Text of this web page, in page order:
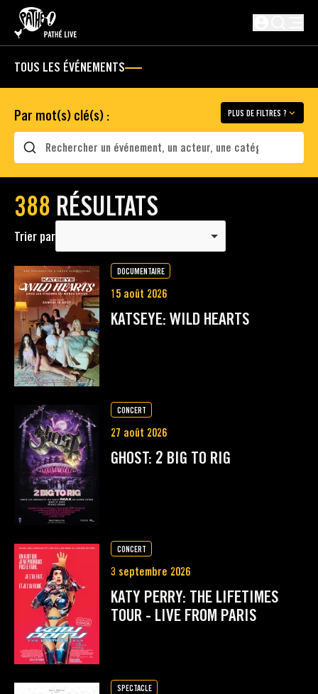
PASSER AU CONTENU PRINCIPAL
TOUS LES ÉVÉNEMENTS
Par mot(s) clé(s) :
Rechercher
PLUS DE FILTRES ?
388 RÉSULTATS
Trier par
DOCUMENTAIRE
15 août 2026
KATSEYE: WILD HEARTS
CONCERT
27 août 2026
GHOST: 2 BIG TO RIG
CONCERT
3 septembre 2026
KATY PERRY: THE LIFETIMES
TOUR - LIVE FROM PARIS
SPECTACLE